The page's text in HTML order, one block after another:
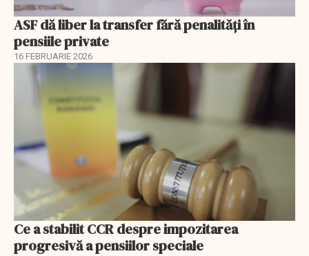
ASF dă liber la transfer fără penalități în
pensiile private
16 FEBRUARIE 2026
Ce a stabilit CCR despre impozitarea
progresivă a pensiilor speciale